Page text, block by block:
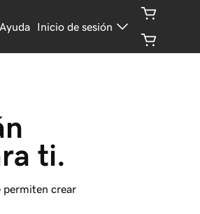
Ayuda Inicio de sesión
ti.
permiten crear